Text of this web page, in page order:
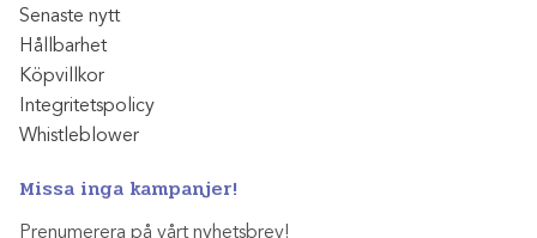
Senaste nytt
Hållbarhet
Köpvillkor
Integritetspolicy
Whistleblower
Missa inga kampanjer!
Prenumerera på vårt nyhetsbrev!